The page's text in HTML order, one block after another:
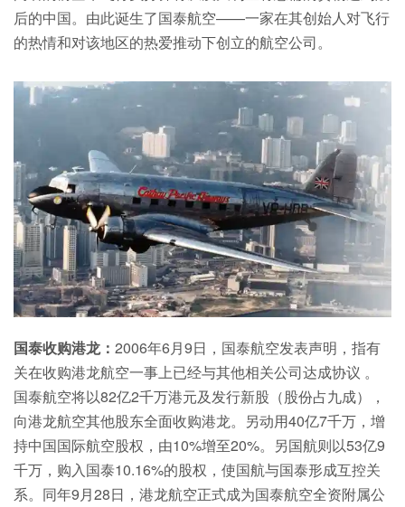
后的中国。由此诞生了国泰航空——一家在其创始人对飞行
的热情和对该地区的热爱推动下创立的航空公司。
国泰收购港龙： 2006年6月9日，国泰航空发表声明，指有
关在收购港龙航空一事上已经与其他相关公司达成协议 。
国泰航空将以82亿2千万港元及发行新股（股份占九成），
向港龙航空其他股东全面收购港龙。另动用40亿7千万，增
持中国国际航空股权，由10%增至20%。另国航则以53亿9
千万，购入国泰10.16%的股权，使国航与国泰形成互控关
系。同年9月28日，港龙航空正式成为国泰航空全资附属公